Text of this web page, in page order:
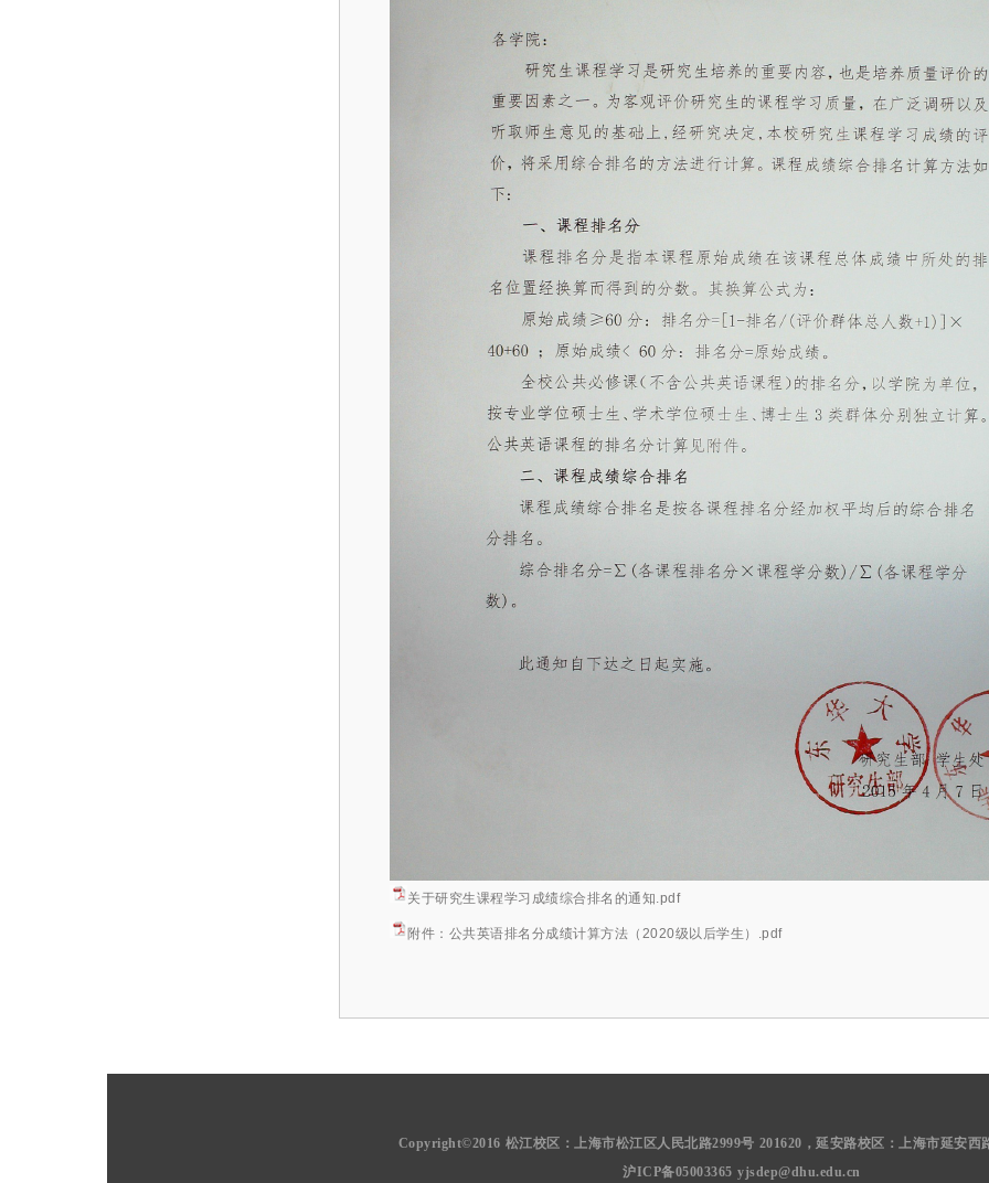
关于研究生课程学习成绩综合排名的通知.pdf
附件：公共英语排名分成绩计算方法（2020级以后学生）.pdf
Copyright©2016 松江校区：上海市松江区人民北路2999号 201620，延安路校区：上海市延安西
沪ICP备05003365 yjsdep@dhu.edu.cn